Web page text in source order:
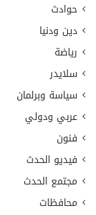
حوادث
دين ودنيا
رياضة
سلايدر
سياسة وبرلمان
عربي ودولي
فنون
فيديو الحدث
مجتمع الحدث
محافظات